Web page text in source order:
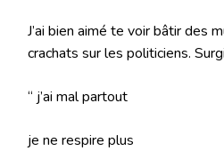
J’ai bien aimé te voir bâtir des
crachats sur les politiciens.
“ j’ai mal partout
je ne respire plus